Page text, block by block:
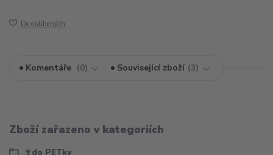
Do oblíbených
Komentáře 0 Související zboží 3
Zboží zařazeno v kategoriích
🍷do PETky